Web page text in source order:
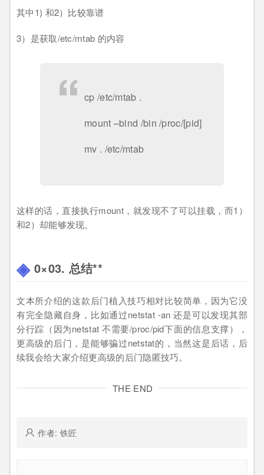
其中1) 和2）比较靠谱
3）是获取/etc/mtab 的内容
cp /etc/mtab .
mount –bind /bin /proc/[pid]
mv . /etc/mtab
这样的话，直接执行mount，就发现不了可以挂载，而1）
和2）却能够发现。
0×03. 总结**
文本所介绍的这款后门植入技巧相对比较简单，因为它没
有完全隐藏自身，比如通过netstat -an 还是可以发现其部
分行踪（因为netstat 不需要/proc/pid下面的信息支撑），
更高级的后门，是能够骗过netstat的，当然这是后话，后
续我会给大家介绍更高级的后门隐匿技巧。
THE END
作者: 铁匠